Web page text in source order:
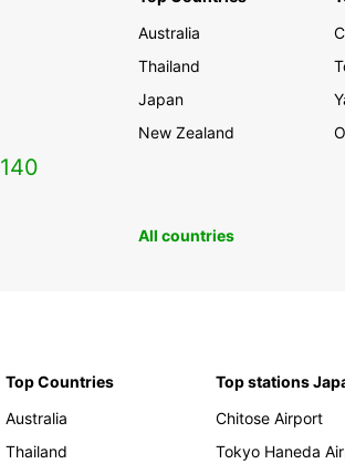
140
Australia
Thailand
Japan
New Zealand
All countries
Top Countries
Australia
Thailand
Top stations
Chitose Airport
Tokyo Haneda